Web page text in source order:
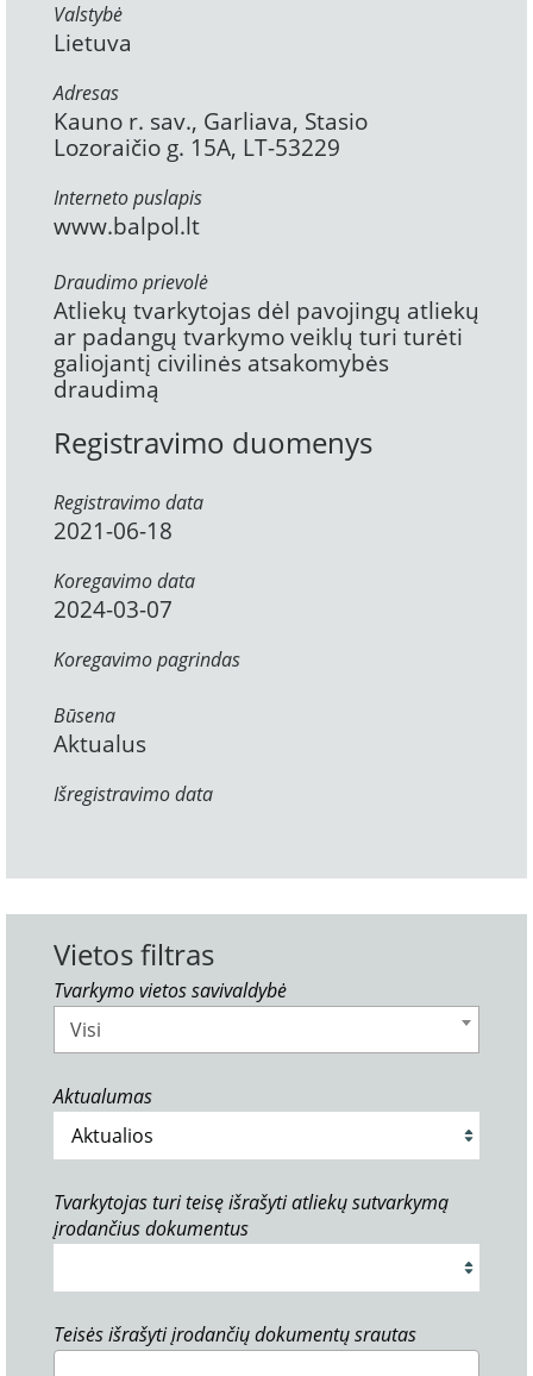
Valstybė
Lietuva
Adresas
Kauno r. sav., Garliava, Stasio
Lozoraičio g. 15A, LT-53229
Interneto puslapis
www.balpol.lt
Draudimo prievolė
Atliekų tvarkytojas dėl pavojingų atliekų
ar padangų tvarkymo veiklų turi turėti
galiojantį civilinės atsakomybės
draudimą
Registravimo duomenys
Registravimo data
2021-06-18
Koregavimo data
2024-03-07
Koregavimo pagrindas
Būsena
Aktualus
Išregistravimo data
Vietos filtras
Tvarkymo vietos savivaldybė
Visi
Aktualumas
Tvarkytojas turi teisę išrašyti atliekų sutvarkymą
įrodančius dokumentus
Teisės išrašyti įrodančių dokumentų srautas